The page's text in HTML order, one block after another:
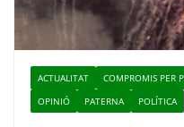
ACTUALITAT COMPROMIS PER
OPINIÓ
PATERNA POLÍTICA